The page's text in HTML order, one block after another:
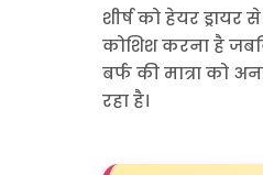
शीर्ष को हेयर ड्रायर
कोशिश करना है
बर्फ की मात्रा को
रहा है।